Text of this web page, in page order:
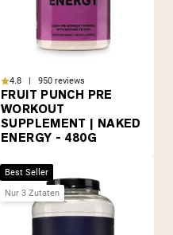
4.8 | 950 reviews
FRUIT PUNCH PRE
WORKOUT
SUPPLEMENT | NAKED
ENERGY - 480G
Best Seller
Nur 3 Zutaten